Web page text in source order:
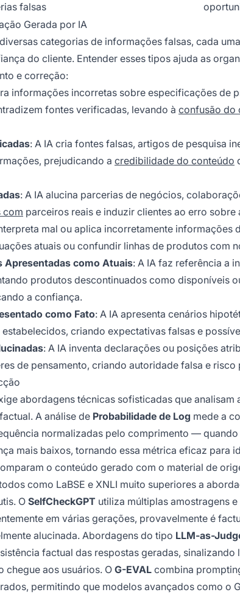
falsas
Gerada por IA
categorias de informações falsas, cada
do cliente. Entender esses tipos ajuda as
e correção:
informações incorretas sobre especificações de
fontes verificadas, levando à confusão do
: A IA cria fontes falsas, artigos de pesquisa
prejudicando a credibilidade do conteúdo
: A IA alucina parcerias de negócios,
com parceiros reais e induzir clientes ao erro sobre
mal ou aplica incorretamente
atuais ou confundir linhas de produtos com
Apresentadas como Atuais: A IA faz referência a
produtos descontinuados como disponíveis
a confiança.
como Fato: A IA apresenta cenários
criando expectativas falsas e
: A IA inventa declarações ou posições
de pensamento, criando autoridade falsa e
abordagens técnicas sofisticadas que
A análise de Probabilidade de Log mede a
normalizadas pelo comprimento —
mais baixos, tornando essa métrica eficaz para
o conteúdo gerado com o material de
como LaBSE e XNLI muito superiores a
OSelfCheckGPT utiliza múltiplas amostragens
em várias gerações, provavelmente é
alucinada. Abordagens do tipo LLM-as-
factual das respostas geradas,
chegue aos usuários. O G-EVAL combina
permitindo que modelos avançados como o